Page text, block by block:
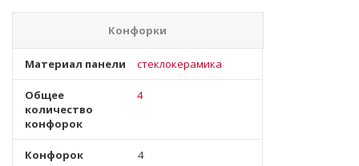
Конфорки
Материал панели стеклокерамика
Общее
количество
конфорок
4
Конфорок
4